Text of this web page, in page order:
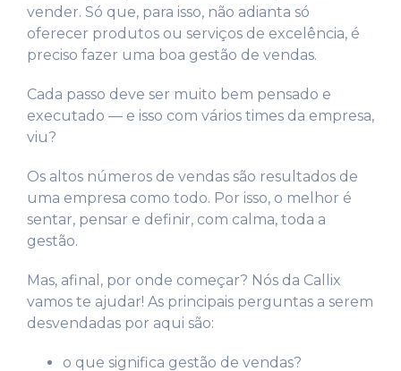
vender. Só que, para isso, não adianta só
oferecer produtos ou serviços de excelência, é
preciso fazer uma boa gestão de vendas.
Cada passo deve ser muito bem pensado e
executado — e isso com vários times da empresa,
viu?
Os altos números de vendas são resultados de
uma empresa como todo. Por isso, o melhor é
sentar, pensar e definir, com calma, toda a
gestão.
Mas, afinal, por onde começar? Nós da Callix
vamos te ajudar! As principais perguntas a serem
desvendadas por aqui são:
o que significa gestão de vendas?